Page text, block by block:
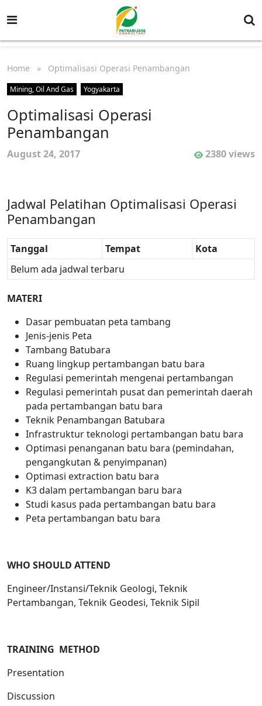
Home » Optimalisasi Operasi Penambangan
Mining, Oil And Gas Yogyakarta
Optimalisasi Operasi
Penambangan
August 24, 2017 2380 views
Jadwal Pelatihan Optimalisasi Operasi
Penambangan
Tanggal Tempat
Kota
Belum ada jadwal terbaru
MATERI
Dasar pembuatan peta tambang
Jenis-jenis Peta
Tambang Batubara
Ruang lingkup pertambangan batu bara
Regulasi pemerintah mengenai pertambangan
Regulasi pemerintah pusat dan pemerintah daerah
pada pertambangan batu bara
Teknik Penambangan Batubara
Infrastruktur teknologi pertambangan batu bara
Optimasi penanganan batu bara (pemindahan,
pengangkutan & penyimpanan)
Optimasi extraction batu bara
K3 dalam pertambangan baru bara
Studi kasus pada pertambangan batu bara
Peta pertambangan batu bara
WHO SHOULD ATTEND
Engineer/Instansi/Teknik Geologi, Teknik
Pertambangan, Teknik Geodesi, Teknik Sipil
TRAINING METHOD
Presentation
Discussion